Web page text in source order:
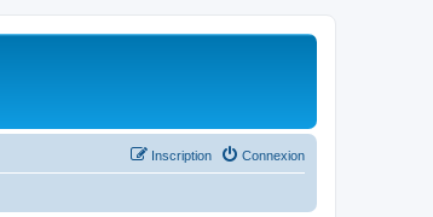
Connexion
Inscription